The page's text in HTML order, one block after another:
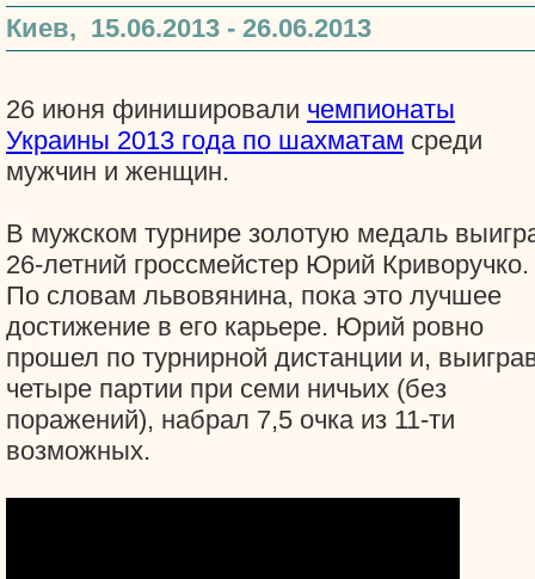
Киев, 15.06.2013 - 26.06.2013
26 июня финишировали чемпионаты
Украины 2013 года по шахматам среди
мужчин и женщин.
В мужском турнире золотую медаль
26-летний гроссмейстер Юрий Криворучко.
По словам львовянина, пока это лучшее
достижение в его карьере. Юрий ровно
прошел по турнирной дистанции и,
четыре партии при семи ничьих (без
поражений), набрал 7,5 очка из 11-ти
возможных.